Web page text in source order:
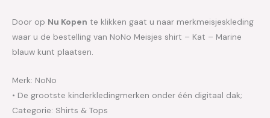
Door op Nu Kopen te klikken gaat u naar merkmeisjeskleding
waar u de bestelling van NoNo Meisjes shirt – Kat – Marine
blauw kunt plaatsen.
Merk: NoNo
• De grootste kinderkledingmerken onder één digitaal dak;
Categorie: Shirts & Tops